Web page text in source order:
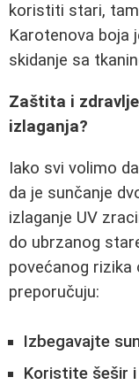
koristiti stari,
Karotenova boja
skidanje sa
Zaštita i
izlaganja?
Iako svi volimo
da je sunčanje
izlaganje UV
do ubrzanog
povećanog
preporučuju:
Izbegavajte
Koristite šešir